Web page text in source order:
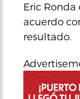
Eric
acuerdo
resultado.